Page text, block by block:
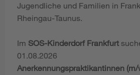
Jugendliche und Familien in
Rheingau-Taunus.
Im SOS-Kinderdorf Frankfurt
01.08.2026
Anerkennungspraktikantinnen